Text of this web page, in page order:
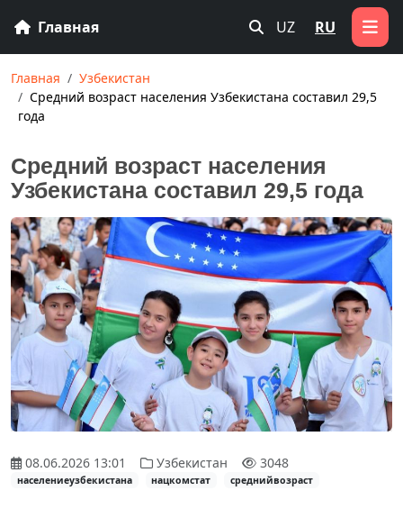
Главная UZ RU
Главная
Узбекистан
Средний возраст населения Узбекистана составил 29,5
года
Средний возраст населения
Узбекистана составил 29,5 года
08.06.2026 13:01 Узбекистан 3048
населениеузбекистана нацкомстат среднийвозраст